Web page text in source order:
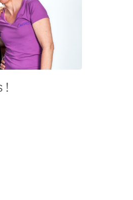
!